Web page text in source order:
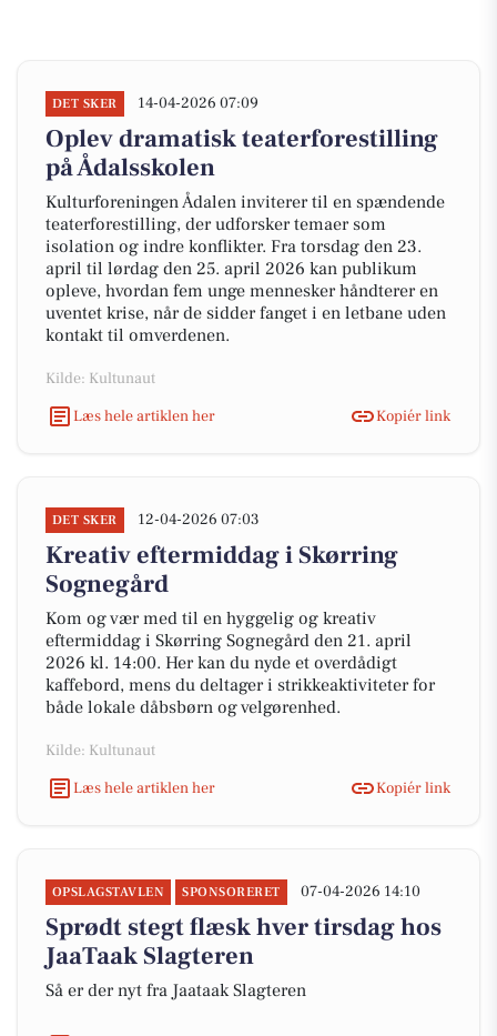
DET SKER 14-04-2026 07:09
Oplev dramatisk teaterforestilling
på Ådalsskolen
Kulturforeningen Ådalen inviterer til en spændende
teaterforestilling, der udforsker temaer som
isolation og indre konflikter. Fra torsdag den 23.
april til lørdag den 25. april 2026 kan publikum
opleve, hvordan fem unge mennesker håndterer en
uventet krise, når de sidder fanget i en letbane uden
kontakt til omverdenen.
Kilde: Kultunaut
Læs hele artiklen her
Kopiér link
DET SKER 12-04-2026 07:03
Kreativ eftermiddag i Skørring
Sognegård
Kom og vær med til en hyggelig og kreativ
eftermiddag i Skørring Sognegård den 21. april
2026 kl. 14:00. Her kan du nyde et overdådigt
kaffebord, mens du deltager i strikkeaktiviteter for
både lokale dåbsbørn og velgørenhed.
Kilde: Kultunaut
Læs hele artiklen her
Kopiér link
OPSLAGSTAVLEN SPONSORERET 07-04-2026 14:10
Sprødt stegt flæsk hver tirsdag hos
JaaTaak Slagteren
Så er der nyt fra Jaataak Slagteren